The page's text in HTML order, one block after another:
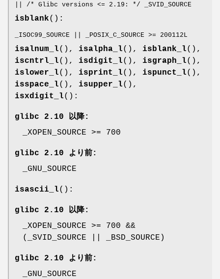
|| /* Glibc versions <= 2.19: */ _SVID_SOURCE
isblank():
_ISOC99_SOURCE || _POSIX_C_SOURCE >= 200112L
isalnum_l(), isalpha_l(), isblank_l(),
iscntrl_l(), isdigit_l(), isgraph_l(),
islower_l(), isprint_l(), ispunct_l(),
isspace_l(), isupper_l(),
isxdigit_l():
glibc 2.10 以降:
_XOPEN_SOURCE >= 700
glibc 2.10 より前:
_GNU_SOURCE
isascii_l():
glibc 2.10 以降:
_XOPEN_SOURCE >= 700 &&
(_SVID_SOURCE || _BSD_SOURCE)
glibc 2.10 より前:
_GNU_SOURCE